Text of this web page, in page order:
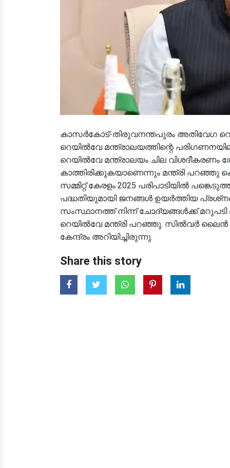
കാസർകോട്-തിരുവനന്തപുരം അതിവേഗ
റെയിൽവേ മന്ത്രാലയത്തിന്റെ
റെയിൽവേ മന്ത്രാലയം ചില വിശദീകരണം
കാത്തിരിക്കുകയാണെന്നും മന്ത്രി
സമ്മിറ്റ് കേരളം 2025 പരിപാടിയിൽ
പദ്ധതിയുമായി ജനങ്ങൾ ഉയർത്തിയ
സംസ്ഥാനത്ത് നിന്ന് ചോദ്യങ്ങൾക്ക്
റെയിൽവേ മന്ത്രി പറഞ്ഞു. സിൽവർ ലൈൻ
കേന്ദ്രം അറിയിച്ചിരുന്നു.
Share this story